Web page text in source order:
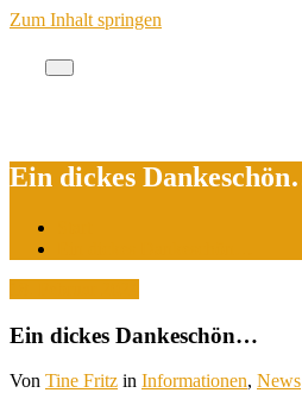
Zum Inhalt springen
Cache des
Ein dickes
Ein dickes Dankeschön…
Von Tine Fritz in Informationen, News